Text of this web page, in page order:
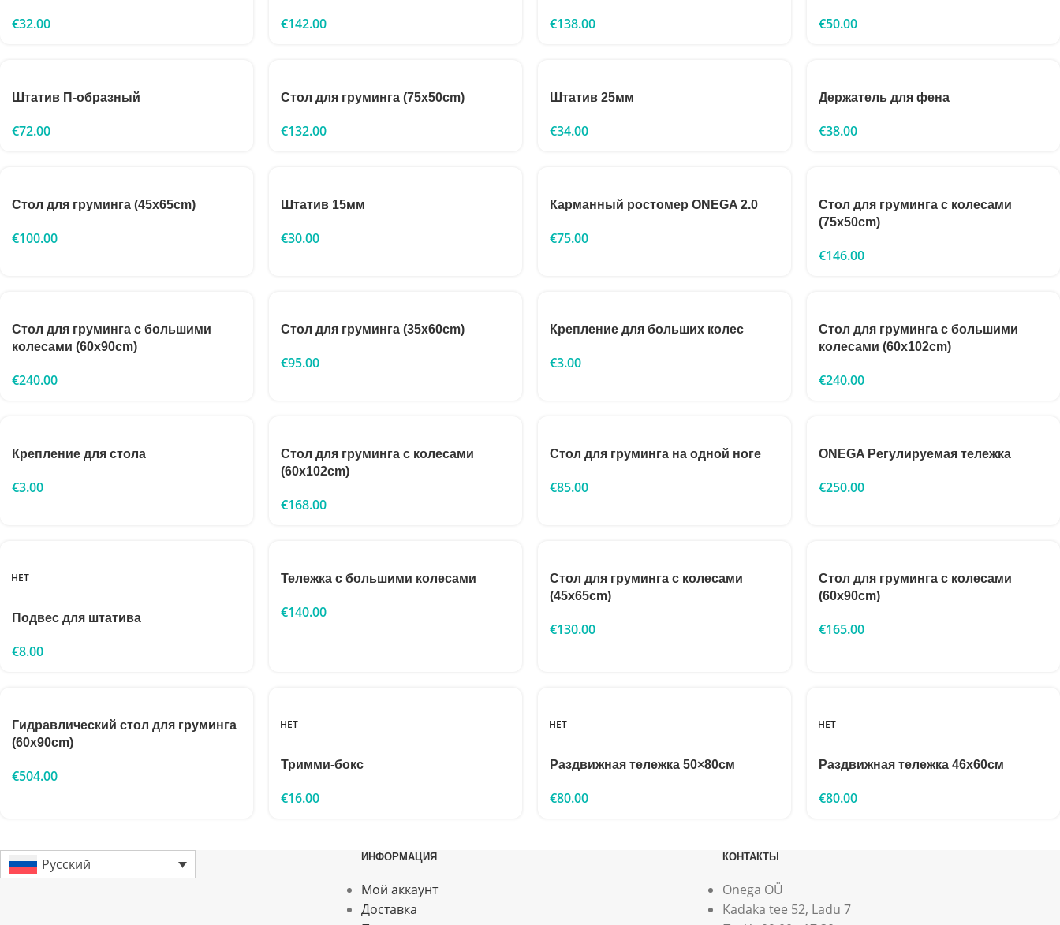
€32.00 €142.00 €138.00 €50.00
Штатив П-образный
€72.00
Стол для груминга (75x50cm)
€132.00
Штатив 25мм
€34.00
Держатель для фена
€38.00
Стол для груминга (45x65cm)
€100.00
Штатив 15мм
€30.00
Карманный ростомер ONEGA 2.0
€75.00
Стол для груминга с колесами
(75x50cm)
€146.00
Стол для груминга с большими
колесами (60x90cm)
€240.00
Стол для груминга (35x60cm)
€95.00
Крепление для больших колес
€3.00
Стол для груминга с большими
колесами (60x102cm)
€240.00
Крепление для стола
€3.00
Стол для груминга с колесами
(60x102cm)
€168.00
Стол для груминга на одной ноге
€85.00
ONEGA Регулируемая тележка
€250.00
НЕТ
Подвес для штатива
€8.00
Тележка с большими колесами
€140.00
Стол для груминга с колесами
(45x65cm)
€130.00
Стол для груминга с колесами
(60x90cm)
€165.00
Гидравлический стол для груминга
(60x90cm)
€504.00
НЕТ
Тримми-бокс
€16.00
НЕТ
Раздвижная тележка 50×80см
€80.00
НЕТ
Раздвижная тележка 46х60см
€80.00
Русский ИНФОРМАЦИЯ
Мой аккаунт
Доставка
КОНТАКТЫ
Onega OÜ
Kadaka tee 52, Ladu 7